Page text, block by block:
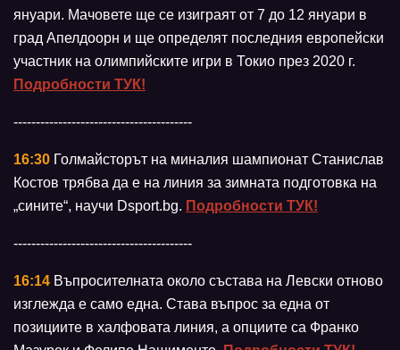
януари. Мачовете ще се изиграят от 7 до 12 януари в
град Апелдоорн и ще определят последния европейски
участник на олимпийските игри в Токио през 2020 г.
Подробности ТУК!
----------------------------------------
16:30 Голмайсторът на миналия шампионат Станислав
Костов трябва да е на линия за зимната подготовка на
„сините“, научи Dsport.bg. Подробности ТУК!
----------------------------------------
16:14 Въпросителната около състава на Левски отново
изглежда е само една. Става въпрос за една от
позициите в халфовата линия, а опциите са Франко